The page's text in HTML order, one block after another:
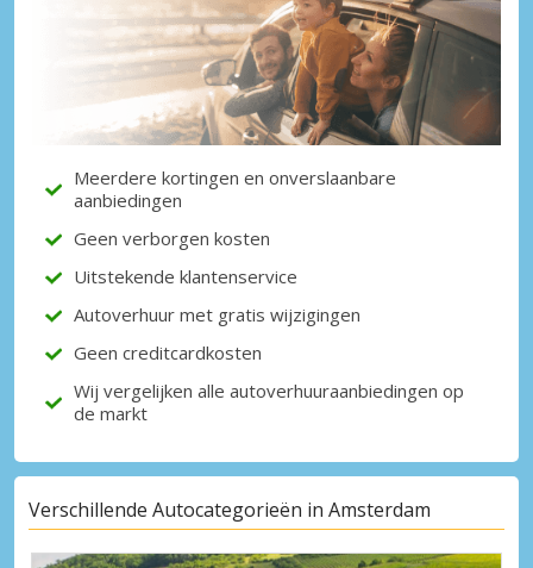
Meerdere kortingen en onverslaanbare
aanbiedingen
Geen verborgen kosten
Uitstekende klantenservice
Autoverhuur met gratis wijzigingen
Geen creditcardkosten
Wij vergelijken alle autoverhuuraanbiedingen op
de markt
Verschillende Autocategorieën in Amsterdam